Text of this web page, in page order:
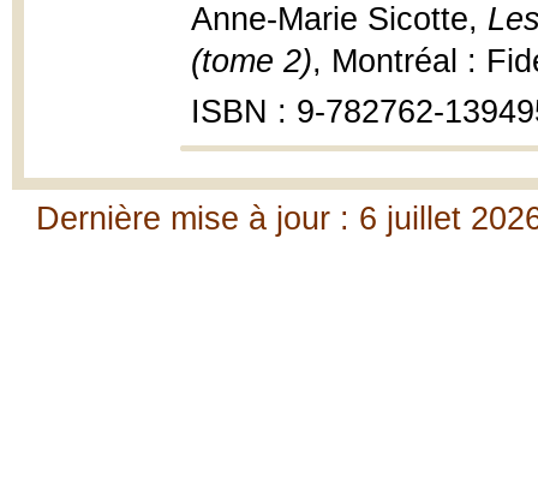
Anne-Marie Sicotte,
(tome 2), Montréal :
ISBN : 9-782762-
Dernière mise à jour : 6 juillet